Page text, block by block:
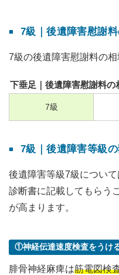
7級｜後遺障害慰謝
7級の後遺障害慰謝料の相
下垂足｜後遺障害慰謝料の
7級
7級｜後遺障害等級
後遺障害等級7級につい
診断書に記載してもらう
が高まります。
①神経伝達速度検査をうけ
腓骨神経麻痺は筋電図検